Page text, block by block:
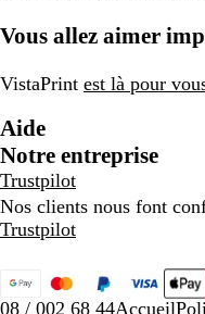
Vous allez aimer
VistaPrint est là pour
Aide
Notre entreprise
Trustpilot
Nos clients nous font
Trustpilot
08 / 002 68 44Accueil